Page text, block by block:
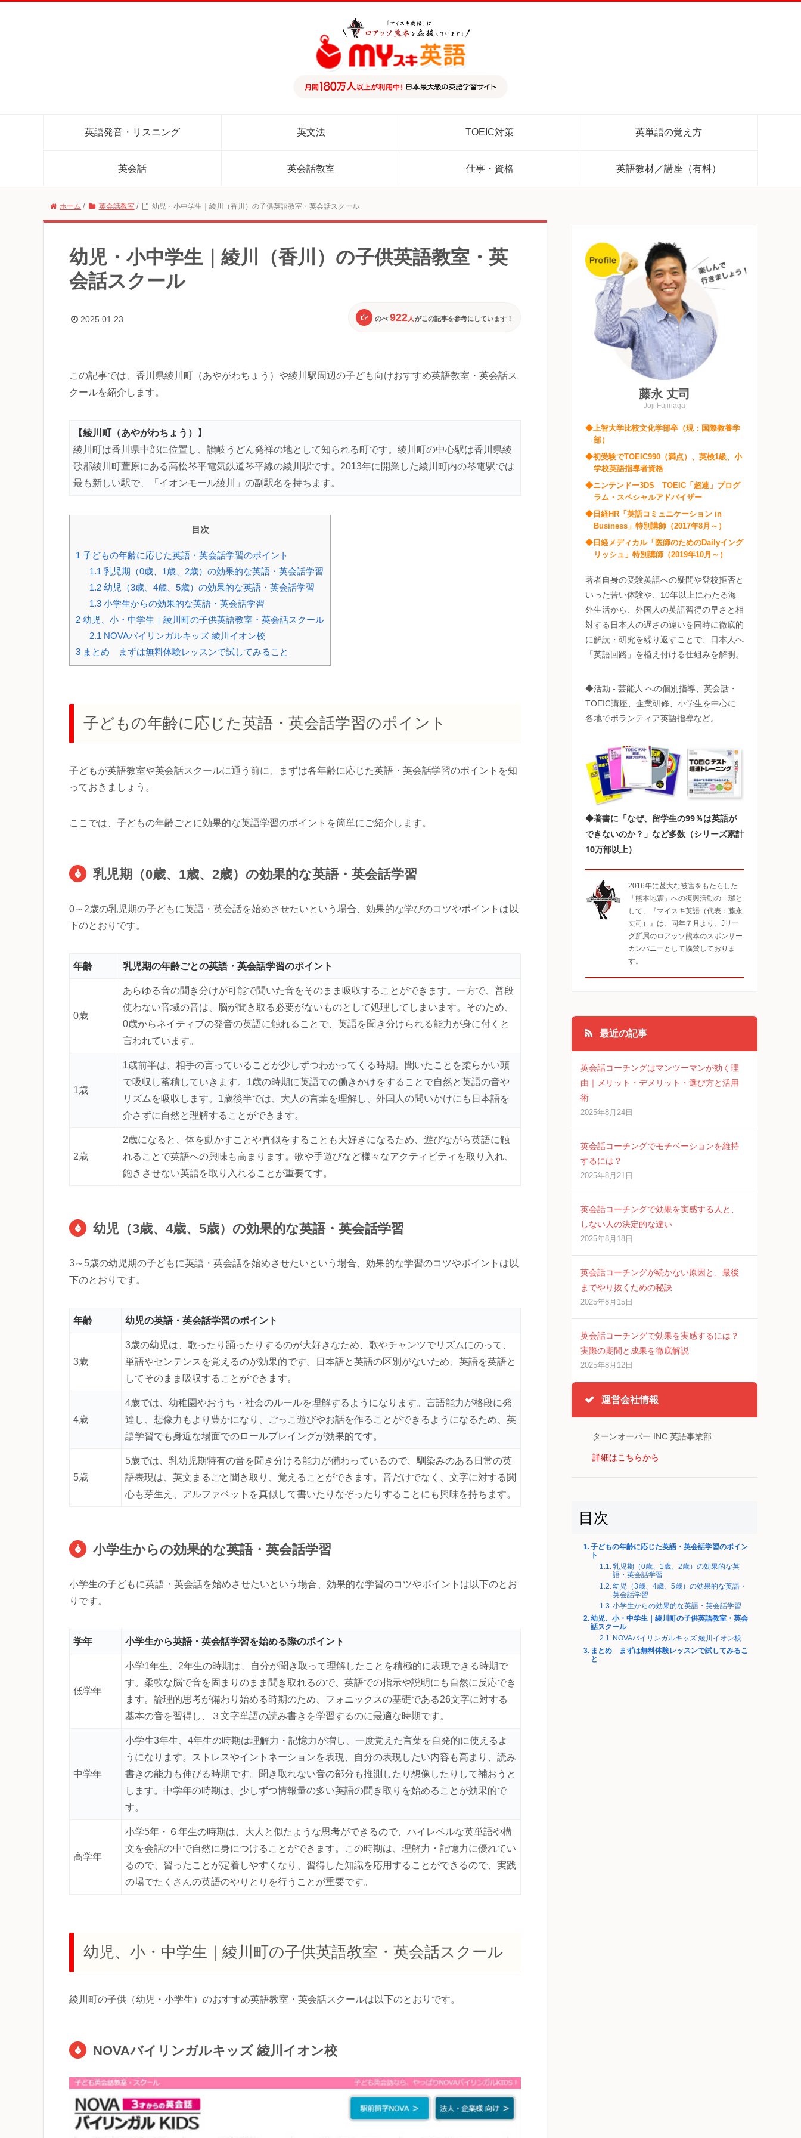
英語発音・リスニング 英文法 TOEIC対策 英単語の覚え方
英会話 英会話教室 仕事・資格 英語教材／講座（有料）
ホーム / 英会話教室 / 幼児・小中学生｜綾川（香川）の子供英語教室・英会話スクール
幼児・小中学生｜綾川（香川）の子供英語教室・英
会話スクール
2025.01.23 のべ 922人 がこの記事を参考にしています！
この記事では、香川県綾川町（あやがわちょう）や綾川駅周辺の子ども向けおすすめ英語教室・英会話ス
クールを紹介します。
【綾川町（あやがわちょう）】
綾川町は香川県中部に位置し、讃岐うどん発祥の地として知られる町です。綾川町の中心駅は香川県綾
歌郡綾川町萱原にある高松琴平電気鉄道琴平線の綾川駅です。2013年に開業した綾川町内の琴電駅では
最も新しい駅で、「イオンモール綾川」の副駅名を持ちます。
目次
1 子どもの年齢に応じた英語・英会話学習のポイント
1.1 乳児期（0歳、1歳、2歳）の効果的な英語・英会話学習
1.2幼児（3歳、4歳、5歳）の効果的な英語・英会話学習
1.3小学生からの効果的な英語・英会話学習
2 幼児、小・中学生｜綾川町の子供英語教室・英会話スクール
2.1 NOVAバイリンガルキッズ 綾川イオン校
3 まとめ まずは無料体験レッスンで試してみること
子どもの年齢に応じた英語・英会話学習のポイント
子どもが英語教室や英会話スクールに通う前に、まずは各年齢に応じた英語・英会話学習のポイントを知
っておきましょう。
ここでは、子どもの年齢ごとに効果的な英語学習のポイントを簡単にご紹介します。
乳児期（0歳、1歳、2歳）の効果的な英語・英会話学習
0～2歳の乳児期の子どもに英語・英会話を始めさせたいという場合、効果的な学びのコツやポイントは以
下のとおりです。
年齢 乳児期の年齢ごとの英語・英会話学習のポイント
0歳
あらゆる音の聞き分けが可能で聞いた音をそのまま吸収することができます。一方で、普段
使わない音域の音は、脳が聞き取る必要がないものとして処理してしまいます。そのため、
0歳からネイティブの発音の英語に触れることで、英語を聞き分けられる能力が身に付くと
言われています。
1歳
1歳前半は、相手の言っていることが少しずつわかってくる時期。聞いたことを柔らかい頭
で吸収し蓄積していきます。1歳の時期に英語での働きかけをすることで自然と英語の音や
リズムを吸収します。1歳後半では、大人の言葉を理解し、外国人の問いかけにも日本語を
介さずに自然と理解することができます。
2歳
2歳になると、体を動かすことや真似をすることも大好きになるため、遊びながら英語に触
れることで英語への興味も高まります。歌や手遊びなど様々なアクティビティを取り入れ、
飽きさせない英語を取り入れることが重要です。
幼児（3歳、4歳、5歳）の効果的な英語・英会話学習
3～5歳の幼児期の子どもに英語・英会話を始めさせたいという場合、効果的な学習のコツやポイントは以
下のとおりです。
年齢 幼児の英語・英会話学習のポイント
3歳
3歳の幼児は、歌ったり踊ったりするのが大好きなため、歌やチャンツでリズムにのって、
単語やセンテンスを覚えるのが効果的です。日本語と英語の区別がないため、英語を英語と
してそのまま吸収することができます。
4歳
4歳では、幼稚園やおうち・社会のルールを理解するようになります。言語能力が格段に発
達し、想像力もより豊かになり、ごっこ遊びやお話を作ることができるようになるため、英
語学習でも身近な場面でのロールプレイングが効果的です。
5歳
5歳では、乳幼児期特有の音を聞き分ける能力が備わっているので、馴染みのある日常の英
語表現は、英文まるごと聞き取り、覚えることができます。音だけでなく、文字に対する関
心も芽生え、アルファベットを真似して書いたりなぞったりすることにも興味を持ちます。
小学生からの効果的な英語・英会話学習
小学生の子どもに英語・英会話を始めさせたいという場合、効果的な学習のコツやポイントは以下のとお
りです。
学年 小学生から英語・英会話学習を始める際のポイント
低学年
小学1年生、2年生の時期は、自分が聞き取って理解したことを積極的に表現できる時期で
す。柔軟な脳で音を固まりのまま聞き取れるので、英語での指示や説明にも自然に反応でき
ます。論理的思考が備わり始める時期のため、フォニックスの基礎である26文字に対する
基本の音を習得し、３文字単語の読み書きを学習するのに最適な時期です。
中学年
小学生3年生、4年生の時期は理解力・記憶力が増し、一度覚えた言葉を自発的に使えるよ
うになります。ストレスやイントネーションを表現、自分の表現したい内容も高まり、読み
書きの能力も伸びる時期です。聞き取れない音の部分も推測したり想像したりして補おうと
します。中学年の時期は、少しずつ情報量の多い英語の聞き取りを始めることが効果的で
す。
高学年
小学5年・６年生の時期は、大人と似たような思考ができるので、ハイレベルな英単語や構
文を会話の中で自然に身につけることができます。この時期は、理解力・記憶力に優れてい
るので、習ったことが定着しやすくなり、習得した知識を応用することができるので、実践
の場でたくさんの英語のやりとりを行うことが重要です。
幼児、小・中学生｜綾川町の子供英語教室・英会話スクール
綾川町の子供（幼児・小学生）のおすすめ英語教室・英会話スクールは以下のとおりです。
NOVAバイリンガルキッズ 綾川イオン校
藤永 丈司
Joji Fujinaga
◆上智大学比較文化学部卒（現：国際教養学
部）
◆初受験でTOEIC990（満点）、英検1級、小
学校英語指導者資格
◆ニンテンドー3DS TOEIC「超速」プログ
ラム・スペシャルアドバイザー
◆日経HR「英語コミュニケーション in
Business」特別講師（2017年8月～）
◆日経メディカル「医師のためのDailyイング
リッシュ」特別講師（2019年10月～）
著者自身の受験英語への疑問や登校拒否と
いった苦い体験や、10年以上にわたる海
外生活から、外国人の英語習得の早さと相
対する日本人の遅さの違いを同時に徹底的
に解読・研究を繰り返すことで、日本人へ
「英語回路」を植え付ける仕組みを解明。
◆活動 - 芸能人 への個別指導、英会話・
TOEIC講座、企業研修、小学生を中心に
各地でボランティア英語指導など。
◆著書に「なぜ、留学生の99％は英語が
できないのか？」など多数（シリーズ累計
10万部以上）
2016年に甚大な被害をもたらした
「熊本地震」への復興活動の一環と
して、『マイスキ英語（代表：藤永
丈司）』は、同年７月より、Jリー
グ所属のロアッソ熊本のスポンサー
カンパニーとして協賛しておりま
す。
最近の記事
英会話コーチングはマンツーマンが効く理
由｜メリット・デメリット・選び方と活用
術
2025年8月24日
英会話コーチングでモチベーションを維持
するには？
2025年8月21日
英会話コーチングで効果を実感する人と、
しない人の決定的な違い
2025年8月18日
英会話コーチングが続かない原因と、最後
までやり抜くための秘訣
2025年8月15日
英会話コーチングで効果を実感するには？
実際の期間と成果を徹底解説
2025年8月12日
運営会社情報
ターンオーバー INC 英語事業部
詳細はこちらから
目次
子どもの年齢に応じた英語・英会話学習のポイン
ト
乳児期（0歳、1歳、2歳）の効果的な英
語・英会話学習
幼児（3歳、4歳、5歳）の効果的な英語・
英会話学習
小学生からの効果的な英語・英会話学習
幼児、小・中学生｜綾川町の子供英語教室・英会
話スクール
NOVAバイリンガルキッズ 綾川イオン校
まとめ まずは無料体験レッスンで試してみるこ
と